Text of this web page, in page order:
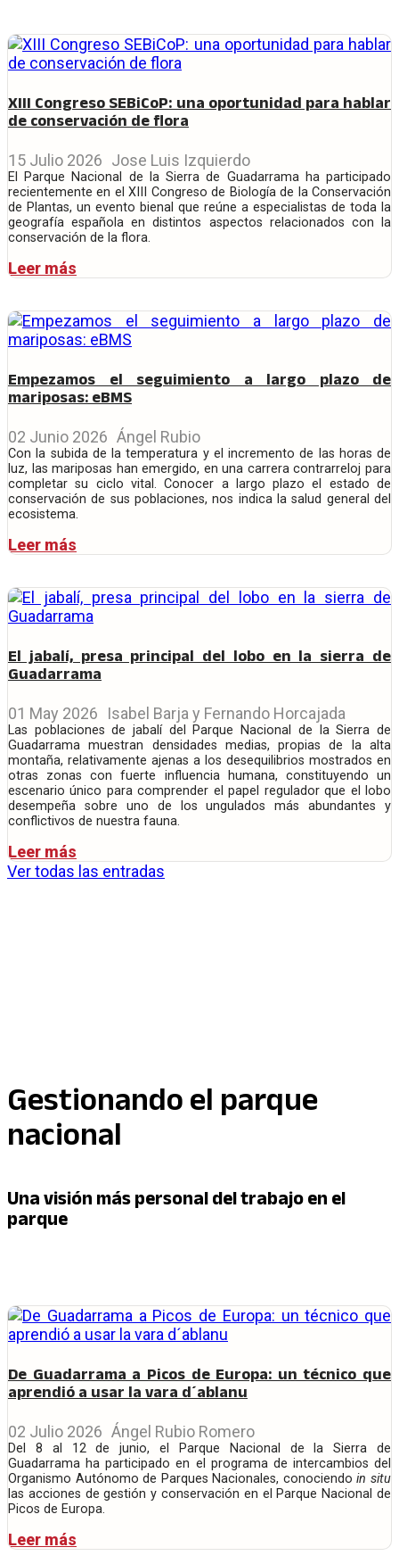
XIII Congreso SEBiCoP: una oportunidad para hablar
de conservación de flora
15 Julio 2026 Jose Luis Izquierdo
El Parque Nacional de la Sierra de Guadarrama ha participado
recientemente en el XIII Congreso de Biología de la Conservación
de Plantas, un evento bienal que reúne a especialistas de toda la
geografía española en distintos aspectos relacionados con la
conservación de la flora.
Leer más
Empezamos el seguimiento a largo plazo de
mariposas: eBMS
02 Junio 2026 Ángel Rubio
Con la subida de la temperatura y el incremento de las horas de
luz, las mariposas han emergido, en una carrera contrarreloj para
completar su ciclo vital. Conocer a largo plazo el estado de
conservación de sus poblaciones, nos indica la salud general del
ecosistema.
Leer más
El jabalí, presa principal del lobo en la sierra de
Guadarrama
01 May 2026 Isabel Barja y Fernando Horcajada
Las poblaciones de jabalí del Parque Nacional de la Sierra de
Guadarrama muestran densidades medias, propias de la alta
montaña, relativamente ajenas a los desequilibrios mostrados en
otras zonas con fuerte influencia humana, constituyendo un
escenario único para comprender el papel regulador que el lobo
desempeña sobre uno de los ungulados más abundantes y
conflictivos de nuestra fauna.
Leer más
Ver todas las entradas
Gestionando el parque
nacional
Una visión más personal del trabajo en el
parque
De Guadarrama a Picos de Europa: un técnico que
aprendió a usar la vara d´ablanu
02 Julio 2026 Ángel Rubio Romero
Del 8 al 12 de junio, el Parque Nacional de la Sierra de
Guadarrama ha participado en el programa de intercambios del
Organismo Autónomo de Parques Nacionales, conociendoin situ
las acciones de gestión y conservación en el Parque Nacional de
Picos de Europa.
Leer más